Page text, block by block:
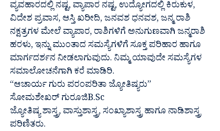
ವ್ಯವಹಾರದಲ್ಲಿ ನಷ್ಟ, ವ್ಯಾಪಾರ ನಷ್ಟ, ಉದ್ಯೋಗದಲ್ಲಿ ಕಿರುಕುಳ,
ವಿದೇಶ ಪ್ರವಾಸ, ಆಸ್ತಿ ಖರೀದಿ, ಜನವಶ ಧನವಶ, ಜನ್ಮ ರಾಶಿ
ನಕ್ಷತ್ರಗಳ ಮೇಲೆ ವ್ಯಾಪಾರ, ರಾಶಿಗಳಿಗೆ ಅನುಗುಣವಾಗಿ ಜನ್ಮರಾಶಿ
ಹರಳು, ಇನ್ನು ಮುಂತಾದ ಸಮಸ್ಯೆಗಳಿಗೆ ಸೂಕ್ತ ಪರಿಹಾರ ಹಾಗೂ
ಮಾರ್ಗದರ್ಶನ ನೀಡಲಾಗುವುದು. ನಿಮ್ಮ ಯಾವುದೇ ಸಮಸ್ಯೆಗಳ
ಸಮಾಲೋಚನೆಗಾಗಿ ಕರೆ ಮಾಡಿರಿ.
“ಆಚಾರ್ಯ ಗುರು ಪರಂಪರಿತಾ ಜ್ಯೋತಿಷ್ಯರು”
ಸೋಮಶೇಖರ್ ಗುರೂಜಿB.Sc
ಜ್ಯೋತಿಷ್ಯ ಶಾಸ್ತ್ರ, ವಾಸ್ತುಶಾಸ್ತ್ರ, ಸಂಖ್ಯಾಶಾಸ್ತ್ರ ಹಾಗೂ ನಾಡಿಶಾಸ್ತ್ರ
ಪರಿಣಿತರು.